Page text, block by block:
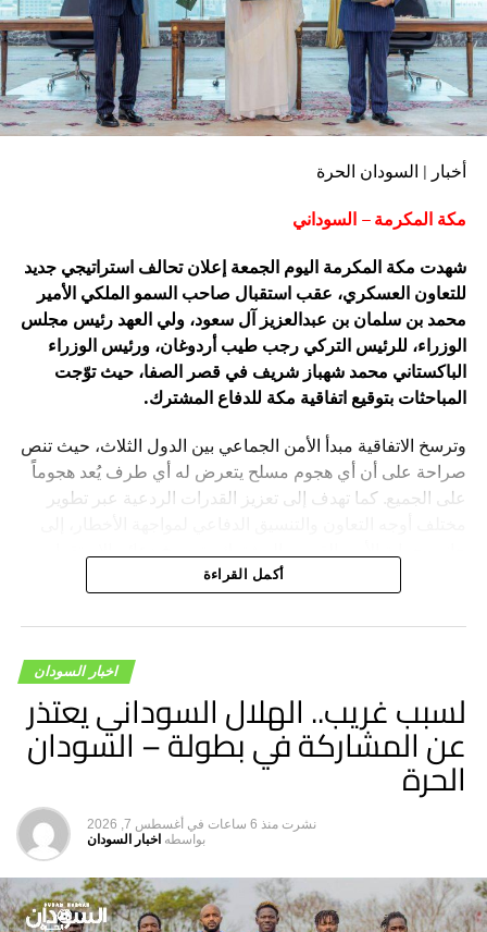
أخبار | السودان الحرة
مكة المكرمة – السوداني
شهدت مكة المكرمة اليوم الجمعة إعلان تحالف استراتيجي جديد
للتعاون العسكري، عقب استقبال صاحب السمو الملكي الأمير
محمد بن سلمان بن عبدالعزيز آل سعود، ولي العهد رئيس مجلس
الوزراء، للرئيس التركي رجب طيب أردوغان، ورئيس الوزراء
الباكستاني محمد شهباز شريف في قصر الصفا، حيث توّجت
المباحثات بتوقيع اتفاقية مكة للدفاع المشترك.
وترسخ الاتفاقية مبدأ الأمن الجماعي بين الدول الثلاث، حيث تنص
صراحة على أن أي هجوم مسلح يتعرض له أي طرف يُعد هجوماً
على الجميع. كما تهدف إلى تعزيز القدرات الردعية عبر تطوير
والسلام في المنطقة والعالم.أكمل القراءة
اخبار السودان
لسبب غريب.. الهلال السوداني يعتذر
عن المشاركة في بطولة – السودان
الحرة
نشرت منذ 6 ساعات في أغسطس 7, 2026
بواسطه اخبار السودان